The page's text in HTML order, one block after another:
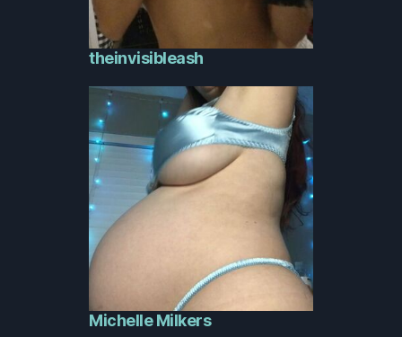
theinvisibleash
Michelle Milkers